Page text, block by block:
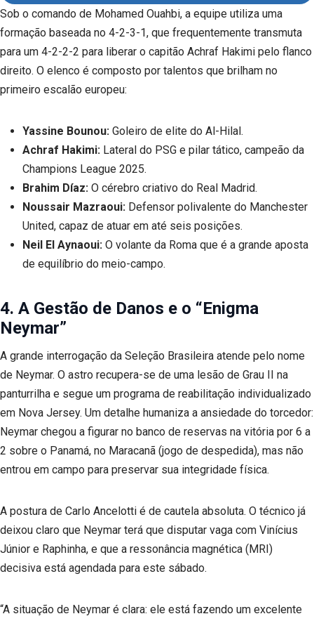
Sob o comando de Mohamed Ouahbi, a equipe utiliza uma
formação baseada no 4-2-3-1, que frequentemente transmuta
para um 4-2-2-2 para liberar o capitão Achraf Hakimi pelo flanco
direito. O elenco é composto por talentos que brilham no
primeiro escalão europeu:
Yassine Bounou: Goleiro de elite do Al-Hilal.
Achraf Hakimi: Lateral do PSG e pilar tático, campeão da
Champions League 2025.
Brahim Díaz: O cérebro criativo do Real Madrid.
Noussair Mazraoui: Defensor polivalente do Manchester
United, capaz de atuar em até seis posições.
Neil El Aynaoui: O volante da Roma que é a grande aposta
de equilíbrio do meio-campo.
4. A Gestão de Danos e o “Enigma
Neymar”
A grande interrogação da Seleção Brasileira atende pelo nome
de Neymar. O astro recupera-se de uma lesão de Grau II na
panturrilha e segue um programa de reabilitação individualizado
em Nova Jersey. Um detalhe humaniza a ansiedade do torcedor:
Neymar chegou a figurar no banco de reservas na vitória por 6 a
2 sobre o Panamá, no Maracanã (jogo de despedida), mas não
entrou em campo para preservar sua integridade física.
A postura de Carlo Ancelotti é de cautela absoluta. O técnico já
deixou claro que Neymar terá que disputar vaga com Vinícius
Júnior e Raphinha, e que a ressonância magnética (MRI)
decisiva está agendada para este sábado.
“A situação de Neymar é clara: ele está fazendo um excelente